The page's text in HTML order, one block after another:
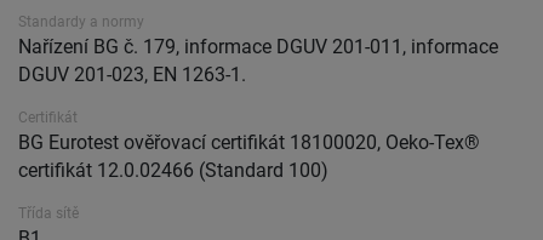
Standardy a normy
Nařízení BG č. 179, informace DGUV 201-011, informace
DGUV 201-023, EN 1263-1.
Certifikát
BG Eurotest ověřovací certifikát 18100020, Oeko-Tex®
certifikát 12.0.02466 (Standard 100)
Třída sítě